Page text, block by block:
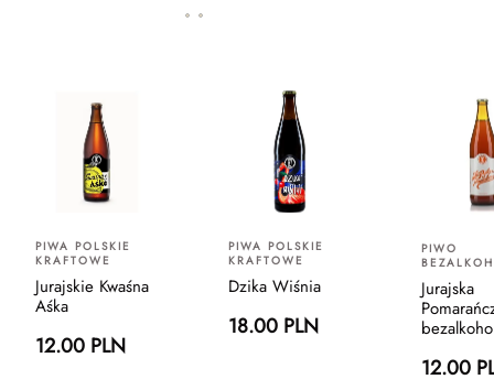
PIWA POLSKIE
KRAFTOWE
Jurajskie Kwaśna
Aśka
12.00 PLN
PIWA POLSKIE
KRAFTOWE
Dzika Wiśnia
18.00 PLN
PIWO
Jurajska
12.00